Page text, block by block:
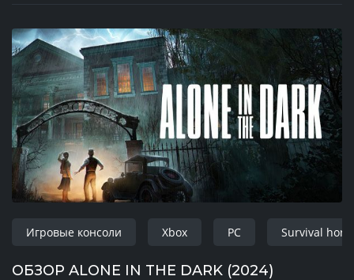
Игровые консоли Xbox PC Survival
ОБЗОР ALONE IN THE DARK (2024)